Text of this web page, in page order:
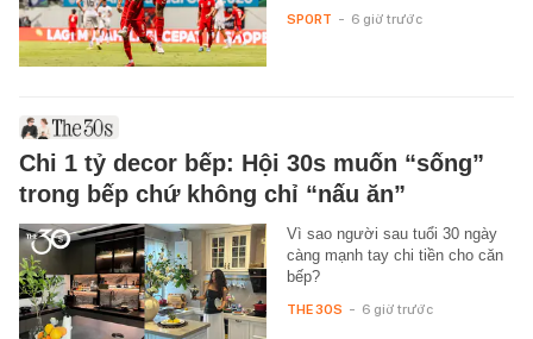
SPORT - 6 giờ trước
Chi 1 tỷ decor bếp: Hội 30s muốn “sống”
trong bếp chứ không chỉ “nấu ăn”
Vì sao người sau tuổi 30 ngày
càng mạnh tay chi tiền cho căn
bếp?
THE 30S - 6 giờ trước